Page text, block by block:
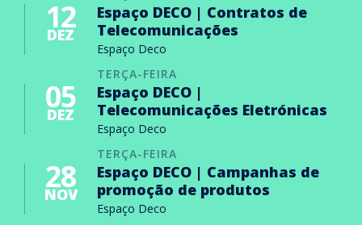
12
DEZ
Espaço DECO | Contratos de
Telecomunicações
Espaço Deco
TERÇA-FEIRA
05
DEZ
Espaço DECO |
Telecomunicações Eletrónicas
Espaço Deco
TERÇA-FEIRA
28
NOV
Espaço DECO | Campanhas de
promoção de produtos
Espaço Deco